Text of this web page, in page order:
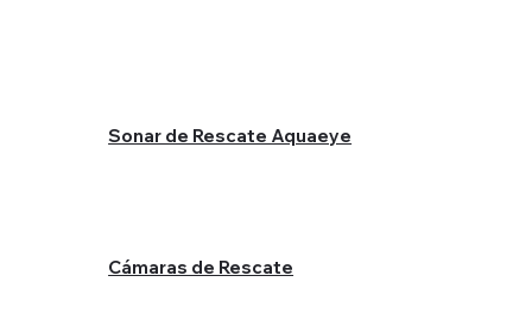
Sonar de Rescate Aquaeye
Cámaras de Rescate